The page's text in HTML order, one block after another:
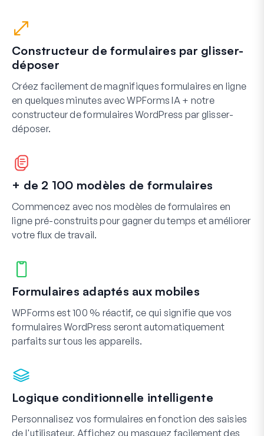
Constructeur de formulaires par glisser-
déposer
Créez facilement de magnifiques formulaires en ligne
en quelques minutes avec WPForms IA + notre
constructeur de formulaires WordPress par glisser-
déposer.
+ de 2 100 modèles de formulaires
Commencez avec nos modèles de formulaires en
ligne pré-construits pour gagner du temps et améliorer
votre flux de travail.
Formulaires adaptés aux mobiles
WPForms est 100 % réactif, ce qui signifie que vos
formulaires WordPress seront automatiquement
parfaits sur tous les appareils.
Logique conditionnelle intelligente
Personnalisez vos formulaires en fonction des saisies
de l'utilisateur. Affichez ou masquez facilement des